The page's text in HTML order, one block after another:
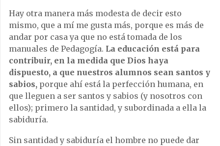
Hay otra manera más modesta de decir esto
mismo, que a mí me gusta más, porque es más de
andar por casa ya que no está tomada de los
manuales de Pedagogía. La educación está para
contribuir, en la medida que Dios haya
dispuesto, a que nuestros alumnos sean santos y
sabios, porque ahí está la perfección humana, en
que lleguen a ser santos y sabios (y nosotros con
ellos); primero la santidad, y subordinada a ella la
sabiduría.
Sin santidad y sabiduría el hombre no puede dar